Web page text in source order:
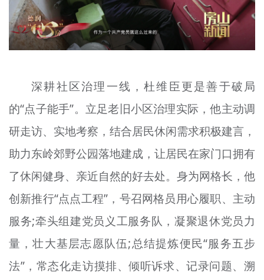
深耕社区治理一线，杜维臣更是善于破局
的“点子能手”。立足老旧小区治理实际，他主动调
研走访、实地考察，结合居民休闲需求积极建言，
助力东岭郊野公园落地建成，让居民在家门口拥有
了休闲健身、亲近自然的好去处。身为网格长，他
创新推行“点点工程”，号召网格员用心履职、主动
服务;牵头组建党员义工服务队，凝聚退休党员力
量，壮大基层志愿队伍;总结提炼便民“服务五步
法”，常态化走访摸排、倾听诉求、记录问题、溯